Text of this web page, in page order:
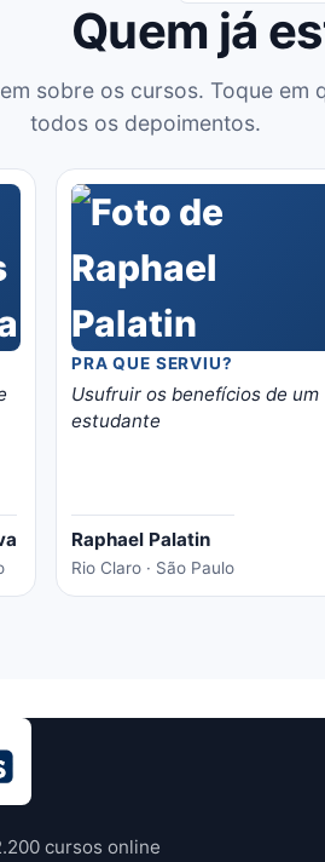
Quem já
sobre os cursos. Toque em
todos os depoimentos.
PRA QUE SERVIU?
Usufruir os benefícios de um
estudante
Raphael Palatin
Rio Claro · São Paulo
cursos online